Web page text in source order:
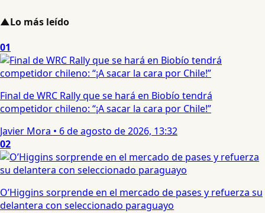
▲Lo más leído
01
Final de WRC Rally que se hará en Biobío tendrá
competidor chileno: “¡A sacar la cara por Chile!”
Javier Mora • 6 de agosto de 2026, 13:32
02
O’Higgins sorprende en el mercado de pases y refuerza su
delantera con seleccionado paraguayo